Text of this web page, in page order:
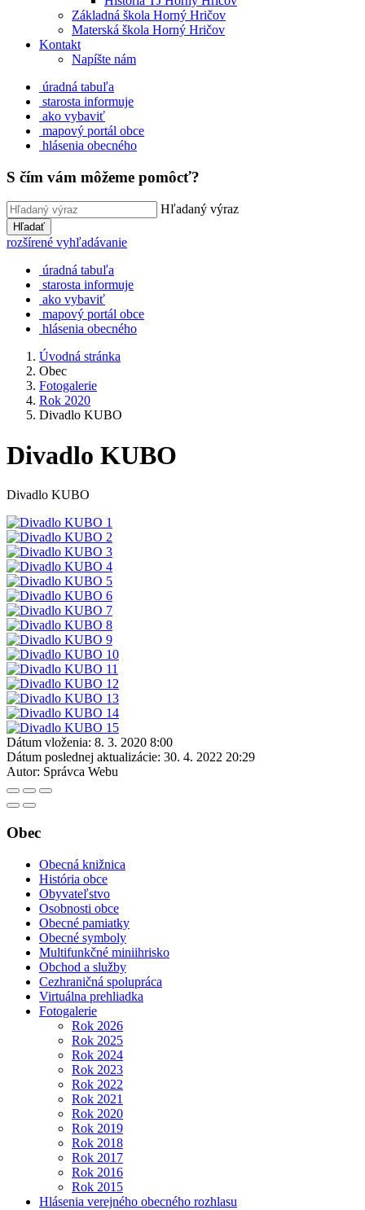
Základná škola Horný Hričov
Materská škola Horný Hričov
Kontakt
Napíšte nám
úradná tabuľa
starosta informuje
ako vybaviť
mapový portál obce
hlásenia obecného
S čím vám môžeme pomôcť?
Hľadaný výraz
Hľadať
rozšírené vyhľadávanie
úradná tabuľa
starosta informuje
ako vybaviť
mapový portál obce
hlásenia obecného
Úvodná stránka
Obec
Fotogalerie
Rok 2020
Divadlo KUBO
Divadlo KUBO
Divadlo KUBO
Dátum vloženia: 8. 3. 2020 8:00
Dátum poslednej aktualizácie: 30. 4. 2022 20:29
Autor: Správca Webu
Obec
Obecná knižnica
História obce
Obyvateľstvo
Osobnosti obce
Obecné pamiatky
Obecné symboly
Multifunkčné miniihrisko
Obchod a služby
Cezhraničná spolupráca
Virtuálna prehliadka
Fotogalerie
Rok 2026
Rok 2025
Rok 2024
Rok 2023
Rok 2022
Rok 2021
Rok 2020
Rok 2019
Rok 2018
Rok 2017
Rok 2016
Rok 2015
Hlásenia verejného obecného rozhlasu